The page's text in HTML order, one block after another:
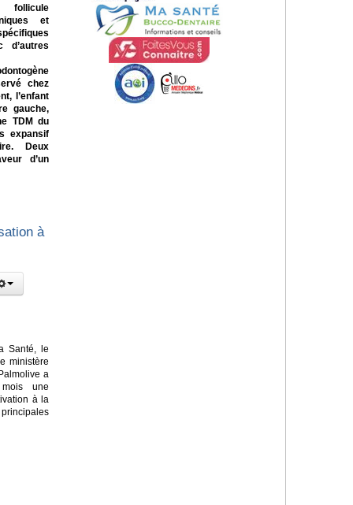
follicule
et
d’autres
chez
l’enfant
gauche,
TDM du
expansif
Deux
d’un
à
Santé, le
ministère
a
une
à la